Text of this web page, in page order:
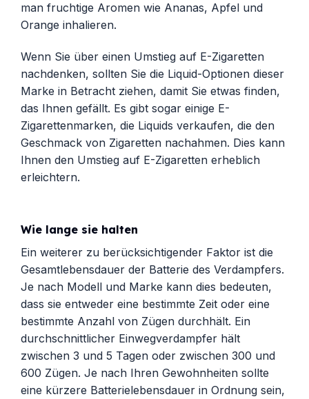
man fruchtige Aromen wie Ananas, Apfel und
Orange inhalieren.
Wenn Sie über einen Umstieg auf E-Zigaretten
nachdenken, sollten Sie die Liquid-Optionen dieser
Marke in Betracht ziehen, damit Sie etwas finden,
das Ihnen gefällt. Es gibt sogar einige E-
Zigarettenmarken, die Liquids verkaufen, die den
Geschmack von Zigaretten nachahmen. Dies kann
Ihnen den Umstieg auf E-Zigaretten erheblich
erleichtern.
Wie lange sie halten
Ein weiterer zu berücksichtigender Faktor ist die
Gesamtlebensdauer der Batterie des Verdampfers.
Je nach Modell und Marke kann dies bedeuten,
dass sie entweder eine bestimmte Zeit oder eine
bestimmte Anzahl von Zügen durchhält. Ein
durchschnittlicher Einwegverdampfer hält
zwischen 3 und 5 Tagen oder zwischen 300 und
600 Zügen. Je nach Ihren Gewohnheiten sollte
eine kürzere Batterielebensdauer in Ordnung sein,